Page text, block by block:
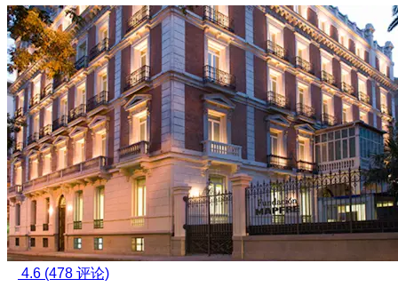
4.6 (478 评论)